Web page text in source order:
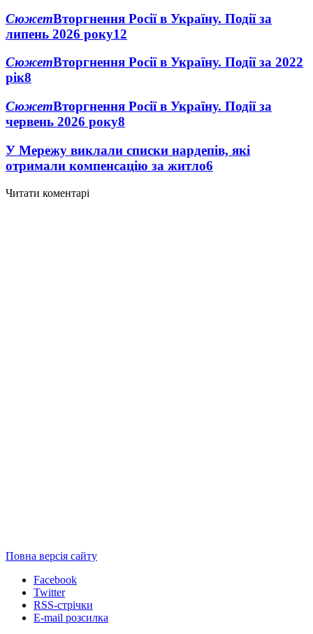
СюжетВторгнення Росії в Україну. Події за
липень 2026 року12
СюжетВторгнення Росії в Україну. Події за 2022
рік8
СюжетВторгнення Росії в Україну. Події за
червень 2026 року8
У Мережу виклали списки нардепів, які
отримали компенсацію за житло6
Читати коментарі
Повна версія сайту
Facebook
Twitter
RSS-стрічки
E-mail розсилка